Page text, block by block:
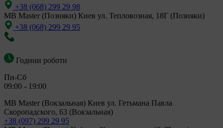
+38 (068) 299 29 98
MB Master (Позняки) Киев ул. Тепловозная, 18Г (Позняки)
+38 (068) 299 29 95
Години роботи
Пн-Сб
09:00 - 19:00
MB Master (Вокзальная) Киев ул. Гетьмана Павла
Скоропадского, 63 (Вокзальная)
+38 (097) 299 29 95